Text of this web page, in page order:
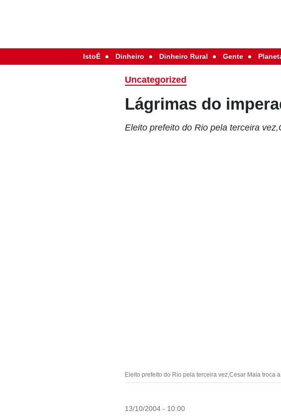
IstoÉ Dinheiro Dinheiro Rural Gente
Uncategorized
Lágrimas do
Eleito prefeito do Rio pela terceira
Eleito prefeito do Rio pela terceira vez,Cesar Maia troca
13/10/2004 - 10:00